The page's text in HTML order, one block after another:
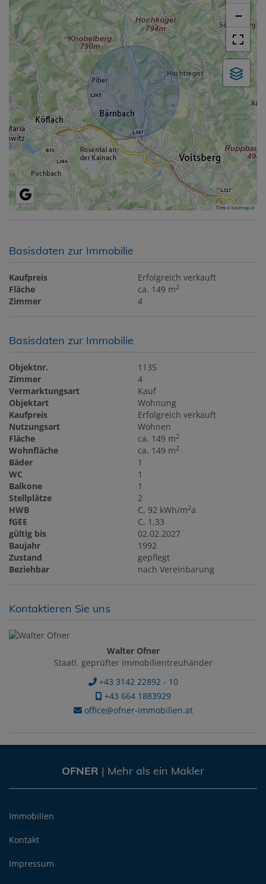
−
Tiles ©basemap.at
Basisdaten zur Immobilie
Kaufpreis
Erfolgreich verkauft
Fläche
ca. 149 m2
Zimmer 4
Basisdaten zur Immobilie
Objektnr.
1135
Zimmer
4
Vermarktungsart
Kauf
Objektart
Wohnung
Kaufpreis
Erfolgreich verkauft
Nutzungsart
Wohnen
Fläche
ca. 149 m2
Wohnfläche ca. 149 m2
Bäder
1
WC
1
Balkone
1
Stellplätze
2
HWB
C, 92 kWh/m2a
fGEE
C, 1,33
gültig bis
02.02.2027
Baujahr
1992
Zustand
gepflegt
Beziehbar
nach Vereinbarung
Kontaktieren Sie uns
Walter Ofner
Staatl. geprüfter Immobilientreuhänder
+43 3142 22892 - 10
+43 664 1883929
office@ofner-immobilien.at
OFNER | Mehr als ein Makler
Immobilien
Kontakt
Impressum